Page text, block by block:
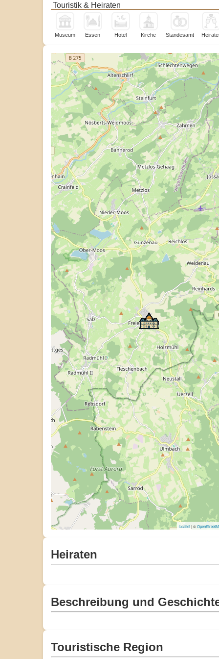
Touristik & Heiraten
Museum Essen Hotel Kirche Standesamt
Leaflet| ©
Heiraten
Beschreibung und
Touristische Region